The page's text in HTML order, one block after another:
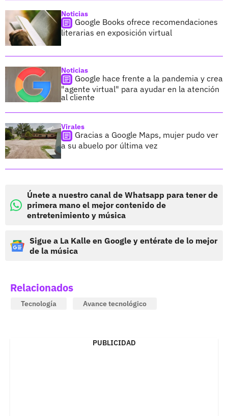
Noticias
Google Books ofrece recomendaciones
literarias en exposición virtual
Noticias
Google hace frente a la pandemia y crea
"agente virtual" para ayudar en la atención
al cliente
Virales
Gracias a Google Maps, mujer pudo ver
a su abuelo por última vez
Únete a nuestro canal de Whatsapp para tener de
primera mano el mejor contenido de
entretenimiento y música
Sigue a La Kalle en Google y entérate de lo mejor
de la música
Relacionados
Tecnología Avance tecnológico
PUBLICIDAD